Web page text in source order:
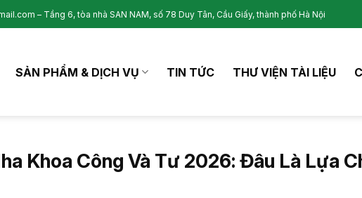
– Tầng 6, tòa nhà SAN NAM, số 78 Duy Tân, Cầu Giấy, thành phố Hà Nội
SẢN PHẨM & DỊCH VỤ TIN TỨC THƯ VIỆN TÀI LIỆU
Khoa Công Và Tư 2026: Đâu Là Lựa